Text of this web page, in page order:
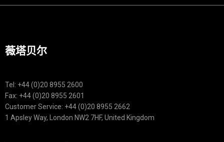
薇塔贝尔
Tel: +44 (0)20 8955 2600
Fax: +44 (0)20 8955 2601
Customer Service: +44 (0)20 8955 2662
1 Apsley Way, London NW2 7HF, United Kingdom